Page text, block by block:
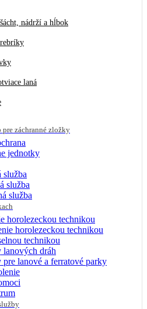
nádrží a hĺbok
rebríky
laná
pre záchranné zložky
jednotky
služba
služba
služba
horolezeckou technikou
horolezeckou technikou
technikou
lanových dráh
pre lanové a ferratové parky